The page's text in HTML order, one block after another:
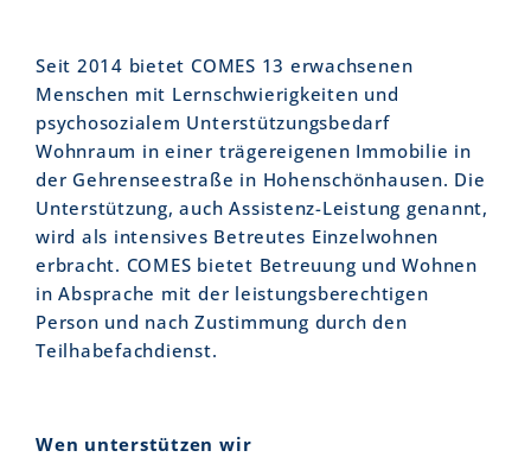
Seit 2014 bietet COMES 13 erwachsenen
Menschen mit Lernschwierigkeiten und
psychosozialem Unterstützungsbedarf
Wohnraum in einer trägereigenen Immobilie in
der Gehrenseestraße in Hohenschönhausen. Die
Unterstützung, auch Assistenz-Leistung genannt,
wird als intensives Betreutes Einzelwohnen
erbracht. COMES bietet Betreuung und Wohnen
in Absprache mit der leistungsberechtigen
Person und nach Zustimmung durch den
Teilhabefachdienst.
Wen unterstützen wir